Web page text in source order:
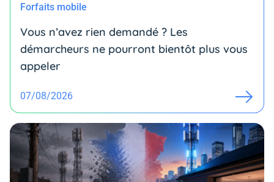
Forfaits mobile
Vous n’avez rien demandé ? Les
démarcheurs ne pourront bientôt plus vous
appeler
07/08/2026